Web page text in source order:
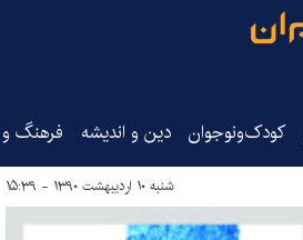
کودک‌ونوجوان دین و اندیشه فرهنگ
شنبه ۱۰ اردیبهشت ۱۳۹۰ - ۱۵:۳۹